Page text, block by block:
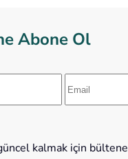
Abone Ol
kalmak için bültene